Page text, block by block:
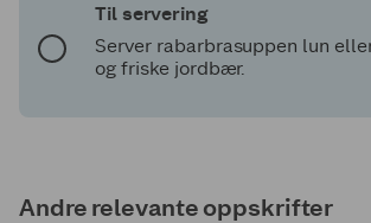
Til servering
Server rabarbrasuppen lun
og friske jordbær.
Andre relevante oppskrifter